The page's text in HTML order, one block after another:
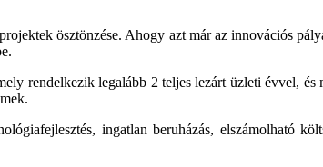
ösztönzése. Ahogy azt már az innovációs
rendelkezik legalább 2 teljes lezárt üzleti évvel,
ingatlan beruházás, elszámolható